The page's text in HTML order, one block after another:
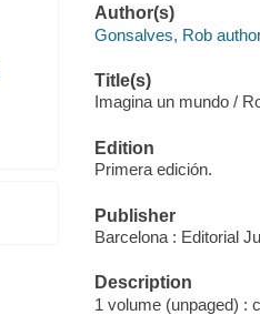
Author(s)
Gonsalves, Rob
Title(s)
Imagina un mundo /
Edition
Primera edición.
Publisher
Barcelona : Editorial
Description
1 volume (unpaged) :